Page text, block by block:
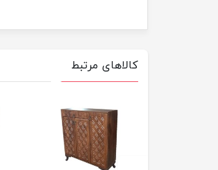
کالاهای مرتبط